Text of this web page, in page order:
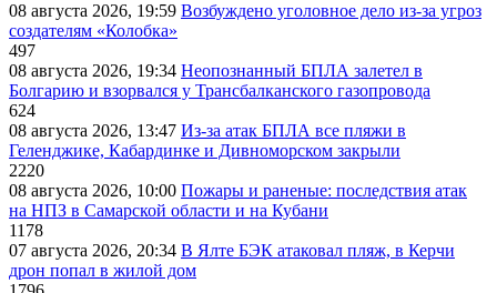
08 августа 2026, 19:59 Возбуждено уголовное дело из-за угроз
создателям «Колобка»
497
08 августа 2026, 19:34 Неопознанный БПЛА залетел в
Болгарию и взорвался у Трансбалканского газопровода
624
08 августа 2026, 13:47 Из-за атак БПЛА все пляжи в
Геленджике, Кабардинке и Дивноморском закрыли
2220
08 августа 2026, 10:00 Пожары и раненые: последствия атак
на НПЗ в Самарской области и на Кубани
1178
07 августа 2026, 20:34 В Ялте БЭК атаковал пляж, в Керчи
дрон попал в жилой дом